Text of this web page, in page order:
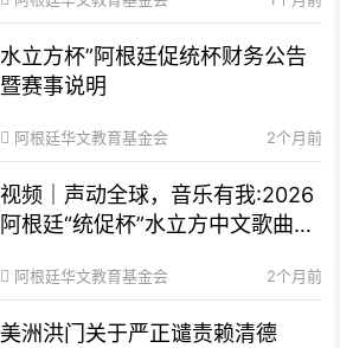
水立方杯”阿根廷促统杯财务公告
暨赛事说明
阿根廷华文教育基金会 2个月前
视频｜声动全球，音乐有我:2026
阿根廷“统促杯”水立方中文歌曲大
阿根廷华文教育基金会 2个月前
美洲洪门关于严正谴责赖清德